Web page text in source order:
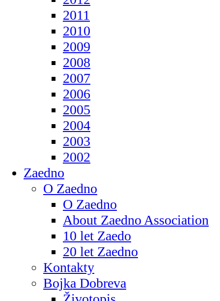
2011
2010
2009
2008
2007
2006
2005
2004
2003
2002
Zaedno
O Zaedno
O Zaedno
About Zaedno Association
10 let Zaedo
20 let Zaedno
Kontakty
Bojka Dobreva